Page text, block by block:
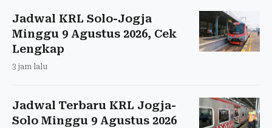
Jadwal KRL Solo-Jogja
Minggu 9 Agustus 2026, Cek
Lengkap
3 jam lalu
Jadwal Terbaru KRL Jogja-
Solo Minggu 9 Agustus 2026